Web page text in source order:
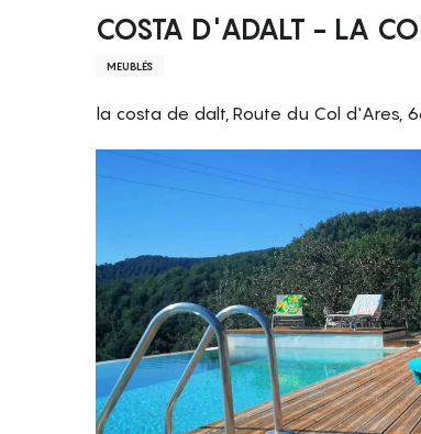
COSTA D'ADALT - LA
MEUBLÉS
la costa de dalt, Route du Col d'Ares,